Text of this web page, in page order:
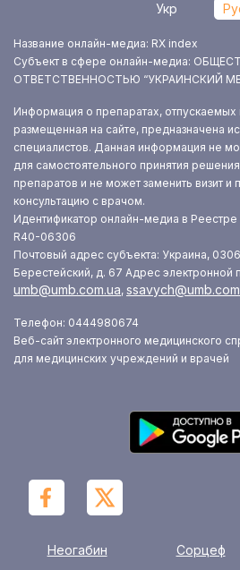
Укр
Название онлайн-медиа: RX index
Субъект в сфере онлайн-медиа:
ОТВЕТСТВЕННОСТЬЮ “УКРАИНСКИЙ
Информация о препаратах, отпускаемых
размещенная на сайте, предназначена
специалистов. Данная информация не
для самостоятельного принятия
препаратов и не может заменить визит и
консультацию с врачом.
Идентификатор онлайн-медиа в
R40-06306
Почтовый адрес субъекта: Украина,
Берестейский, д. 67 Адрес электронной
umb@umb.com.ua,
Телефон: 0444980674
Веб-сайт электронного медицинского
для медицинских учреждений и врачей
Неогабин Сорцеф